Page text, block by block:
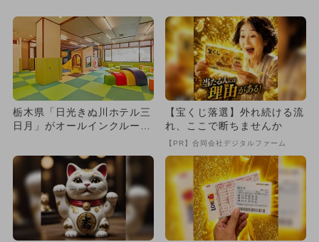
栃木県「日光きぬ川ホテル三
日月」がオールインクルーシ
ル！
【宝くじ落選】外れ続ける流
れ、ここで断ちませんか
【PR】合同会社デジタルファーム